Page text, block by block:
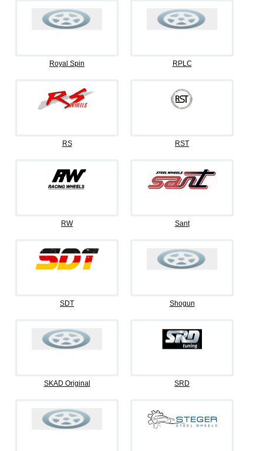
Royal Spin RPLC
RS RST
RW Sant
SDT Shogun
SKAD Original SRD